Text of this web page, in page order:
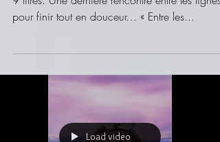
9 semaines (pas du tout consécutives, désolé),
9 titres. Une dernière rencontre entre les